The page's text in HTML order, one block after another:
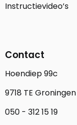
Instructievideo’s
Contact
Hoendiep 99c
9718 TE Groningen
050 - 312 15 19